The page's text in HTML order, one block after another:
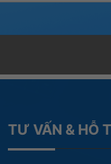
TƯ VẤN & HỖ